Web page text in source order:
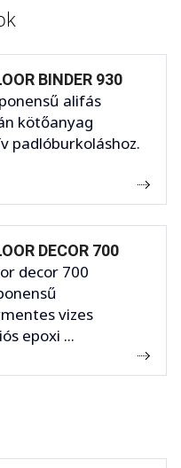
BINDER 930
alifás
kötőanyag
padlóburkoláshoz.
DECOR 700
decor 700
vizes
epoxi ...